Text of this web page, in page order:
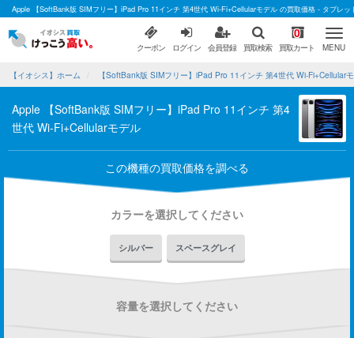
Apple 【SoftBank版 SIMフリー】iPad Pro 11インチ 第4世代 Wi-Fi+Cellularモデル の買取価格 - タブレッ
クーポン ログイン 会員登録 買取検索
0
買取カート MENU
【イオシス】ホーム 【SoftBank版 SIMフリー】iPad Pro 11インチ 第4世代 Wi-Fi+Cellular
Apple 【SoftBank版 SIMフリー】iPad Pro 11インチ 第4
世代 Wi-Fi+Cellularモデル
この機種の買取価格を調べる
カラーを選択してください
シルバー スペースグレイ
容量を選択してください